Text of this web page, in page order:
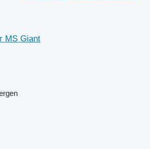
MS Giant